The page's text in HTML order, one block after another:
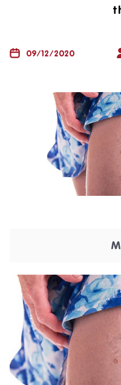
09/12/2020